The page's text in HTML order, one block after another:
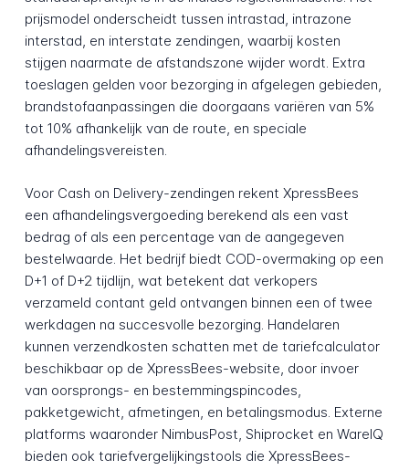
prijsmodel onderscheidt tussen intrastad, intrazone
interstad, en interstate zendingen, waarbij kosten
stijgen naarmate de afstandszone wijder wordt. Extra
toeslagen gelden voor bezorging in afgelegen gebieden,
brandstofaanpassingen die doorgaans variëren van 5%
tot 10% afhankelijk van de route, en speciale
afhandelingsvereisten.
Voor Cash on Delivery-zendingen rekent XpressBees
een afhandelingsvergoeding berekend als een vast
bedrag of als een percentage van de aangegeven
bestelwaarde. Het bedrijf biedt COD-overmaking op een
D+1 of D+2 tijdlijn, wat betekent dat verkopers
verzameld contant geld ontvangen binnen een of twee
werkdagen na succesvolle bezorging. Handelaren
kunnen verzendkosten schatten met de tariefcalculator
beschikbaar op de XpressBees-website, door invoer
van oorsprongs- en bestemmingspincodes,
pakketgewicht, afmetingen, en betalingsmodus. Externe
platforms waaronder NimbusPost, Shiprocket en WareIQ
bieden ook tariefvergelijkingstools die XpressBees-